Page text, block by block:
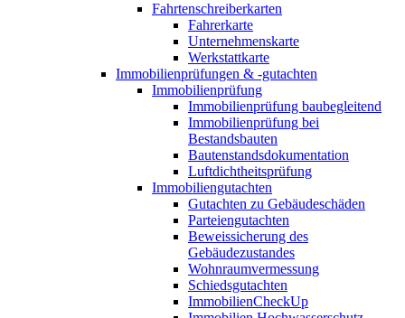
Fahrtenschreiberkarten
Fahrerkarte
Unternehmenskarte
Werkstattkarte
Immobilienprüfungen & -gutachten
Immobilienprüfung
Immobilienprüfung baubegleitend
Immobilienprüfung bei
Bestandsbauten
Bautenstandsdokumentation
Luftdichtheitsprüfung
Immobiliengutachten
Gutachten zu Gebäudeschäden
Parteiengutachten
Beweissicherung des
Gebäudezustandes
Wohnraumvermessung
Schiedsgutachten
ImmobilienCheckUp